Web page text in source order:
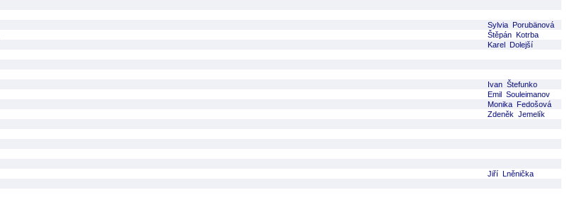
Sylvia Porubänová
Štěpán Kotrba
Karel Dolejší
Ivan Štefunko
Emil Souleimanov
Monika Fedošová
Zdeněk Jemelík
Jiří Lněnička